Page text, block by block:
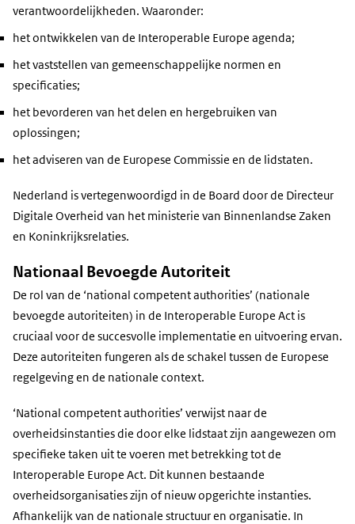
verantwoordelijkheden. Waaronder:
het ontwikkelen van de Interoperable Europe agenda;
het vaststellen van gemeenschappelijke normen en
specificaties;
het bevorderen van het delen en hergebruiken van
oplossingen;
het adviseren van de Europese Commissie en de lidstaten.
Nederland is vertegenwoordigd in de Board door de Directeur
Digitale Overheid van het ministerie van Binnenlandse Zaken
en Koninkrijksrelaties.
Nationaal Bevoegde Autoriteit
De rol van de ‘national competent authorities’ (nationale
bevoegde autoriteiten) in de Interoperable Europe Act is
cruciaal voor de succesvolle implementatie en uitvoering ervan.
Deze autoriteiten fungeren als de schakel tussen de Europese
regelgeving en de nationale context.
‘National competent authorities’ verwijst naar de
overheidsinstanties die door elke lidstaat zijn aangewezen om
specifieke taken uit te voeren met betrekking tot de
Interoperable Europe Act. Dit kunnen bestaande
overheidsorganisaties zijn of nieuw opgerichte instanties.
Afhankelijk van de nationale structuur en organisatie. In